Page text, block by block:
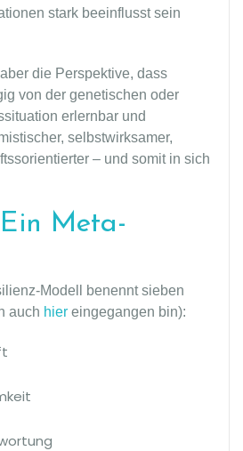
stark beeinflusst sein
die Perspektive, dass
von der genetischen oder
erlernbar und
selbstwirksamer,
– und somit in sich
Meta-
Modell benennt sieben
auch hier eingegangen bin):